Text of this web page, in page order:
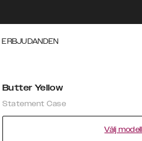
ERBJUDANDEN
Butter Yellow
Statement Case
Välj modell